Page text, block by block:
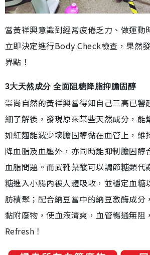
當黃祥興意識到經常疲倦乏力、做運動
立即決定進行Body Check檢查，果然
界點！
3大天然成分 全面阻糖降脂抑膽固醇
崇尚自然的黃祥興當得知自己三高已響
細了解後，發現原來某些天然成分，能
如紅麴能減少壞膽固醇黏在血管上，維
降血脂及血壓外，亦同時能抑制膽固醇
血脂問題。而武靴葉酸可以調節糖類代
糖進入小腸內被人體吸收，並穩定血糖
肪積聚；配合納豆當中的納豆激酶成分
黏附廢物，使血液清爽，血管暢通無阻
Refresh！